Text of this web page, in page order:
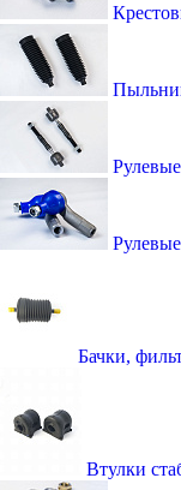
Бачки,
Втулки